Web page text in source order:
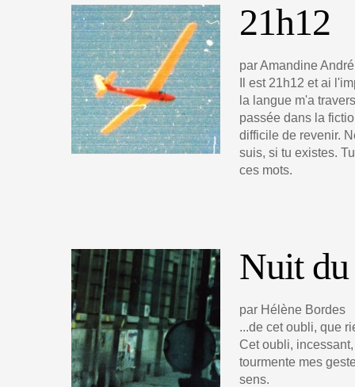
21h12
par Amandine André
Il est 21h12 et ai
la langue m'a
passée dans la
difficile de revenir.
suis, si tu existes.
ces mots.
Nuit du
par Hélène Bordes
...de cet oubli, que
Cet oubli,
tourmente mes
sens.